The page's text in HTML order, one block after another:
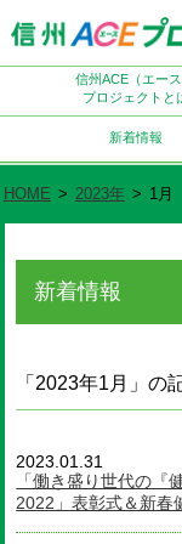
信州ACE（エース
プロジェクトと
新着情報
HOME > 2023年 > 1月
新着情報
「2023年1月」の
2023.01.31
「働き盛り世代の『
2022」表彰式＆新春